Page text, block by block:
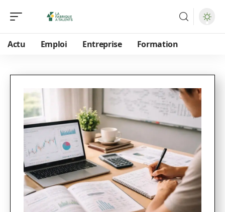
Actu Emploi Entreprise Formation